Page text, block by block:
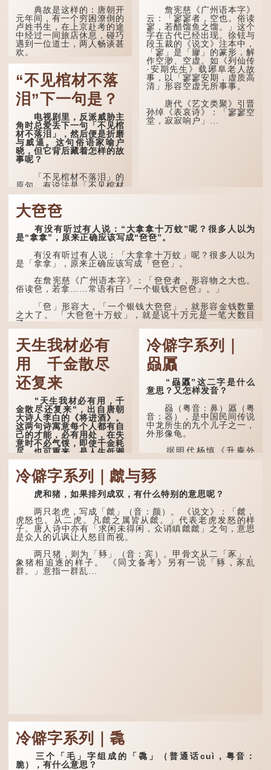
不再对自己的人生感到困
惑、忧虑与恐惧。
到了五十岁，...
室。」这说明三十岁...
典故是这样的：唐朝开
元年间，有一个穷困潦倒的
卢姓书生，在上京赴考的途
中经过一间旅店休息，碰巧
遇到一位道士，两人畅谈甚
欢。
自己虽贵为读书人，但一直
未能考取功名，仍然贫困，
感到十分落泊。于是，道士
拿出一个青瓷枕头，让卢姓
书生睡一睡，便能满足他希
望得到荣华富贵的愿望。
这时，...
“不见棺材不落
泪”下一句是？
电视剧里，反派威胁主
角时总爱丢下一句「不见棺
材不落泪」，然后便是折磨
与威逼。这句俗语家喻户
晓，但它背后藏着怎样的故
事呢？
「不见棺材不落泪」的
原句，有说法是「不见棺材
不下泪」或「不见亲棺不下
泪」，出自明朝兰陵笑笑生
所著的《金瓶梅词话》第九
十八回。原意是指人未亲眼
见到亲人棺木，便不会真正
感到悲伤；后来引申为比喻
人执迷不悟，不到彻底失
败，便不肯罢休。
许多人对这上半句耳熟
能详，但它其实还有下半句
——「不到黄河心不死」...
詹宪慈《广州语本字》
云：「寥寥者，空也。俗读
寥，若醋馏鱼之馏。」这个
字在古代已经出现。徐铉与
段玉裁的《说文》注本中，
「寥」是「廫」的篆形，解
作空渺、空虚。如《列仙传
·安期先生》载琊阜老人故
事，以「寥寥安期，虚质高
清」形容空虚无所事事。
唐代《艺文类聚》引晋
孙绰《表哀诗》：「寥寥空
堂，寂寂响户」...
大夿夿
有没有听过有人说：“大拿拿十万蚊”呢？很多人以为
是“拿拿”，原来正确应该写成“夿夿”。
有没有听过有人说：「大拿拿十万蚊」呢？很多人以为
是「拿拿」，原来正确应该写成「夿夿」。
在詹宪慈《广州语本字》：「夿夿者，形容物之大也。
俗读夿，若拿……常语有曰『一个银钱大夿夿』。」
「夿」形​​容大，「一个银钱大夿夿」，就形容金钱数量
之大了。 「大夿夿十万蚊」，就是说十万元是一笔大数目
了。...
天生我材必有
用 千金散尽
还复来
"天生我材必有用，千
金散尽还复来"，出自唐朝
大诗人李白的《将进酒》。
这两句诗寓意每个人都有自
己的才能，必有用处，在失
意时不必气馁，即使千金耗
尽，也可重来，是人生低潮
时激励向上的名句。
原诗写道："人生得意
须尽欢，莫使金樽空对月。
天生我材必有用，千金散尽
会须一饮三百杯。" 意思是
说：上天给了我才能，必然
有用到的地方；即使千金散
去，也终会重新得到。
李白作此诗时，大约是
天宝十一年。当时他已被唐
玄宗赐金放还约八年，这期
冷僻字系列｜
赑屭
“赑屭”这二字是什么
意思？又怎样发音？
赑（粤音：鼻）屭（粤
音：器），是中国民间传说
中龙所生的九个儿子之一，
外形像龟。
据明代杨慎《升庵外
集》记载，龙生九子的次序
排列为：赑屭、螭吻、蒲
牢、狴犴、饕餮、蚣蝮、睚
眦、狻猊、椒图（此为其中
一种说法）。
龙九子外形与能力各有
不同，其中，赑屭原形像
龟，因为能负重，多作为碑
座，有“碑下...
冷僻字系列｜虤与豩
虎和猪，如果排列成双，有什么特别的意思呢？
两只老虎，写成「虤」（音：颜）。 《说文》：「虤，
虎怒也。从二虎。凡虤之属皆从虤。」代表老虎发怒的样
子。唐人诗中亦有「求闲未得闲，众诮瞋虤虤」之句，意思
是众人的讥讽让人怒目而视。
两只猪，则为「豩」（音：宾）。甲骨文从二「豕」，
象猪相追逐的样子。 《同文备考》另有一说「豩，豕乱
群。」意指一群乱...
冷僻字系列｜毳
三个「毛」字组成的「毳」（普通话cuì，粤音：
脆），有什么意思？